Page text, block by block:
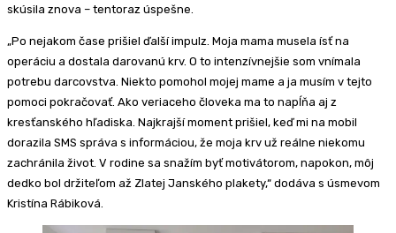
skúsila znova – tentoraz úspešne.
„Po nejakom čase prišiel ďalší impulz. Moja mama musela ísť na
operáciu a dostala darovanú krv. O to intenzívnejšie som vnímala
potrebu darcovstva. Niekto pomohol mojej mame a ja musím v tejto
pomoci pokračovať. Ako veriaceho človeka ma to napĺňa aj z
kresťanského hľadiska. Najkrajší moment prišiel, keď mi na mobil
dorazila SMS správa s informáciou, že moja krv už reálne niekomu
zachránila život. V rodine sa snažím byť motivátorom, napokon, môj
dedko bol držiteľom až Zlatej Janského plakety,“ dodáva s úsmevom
Kristína Rábiková.